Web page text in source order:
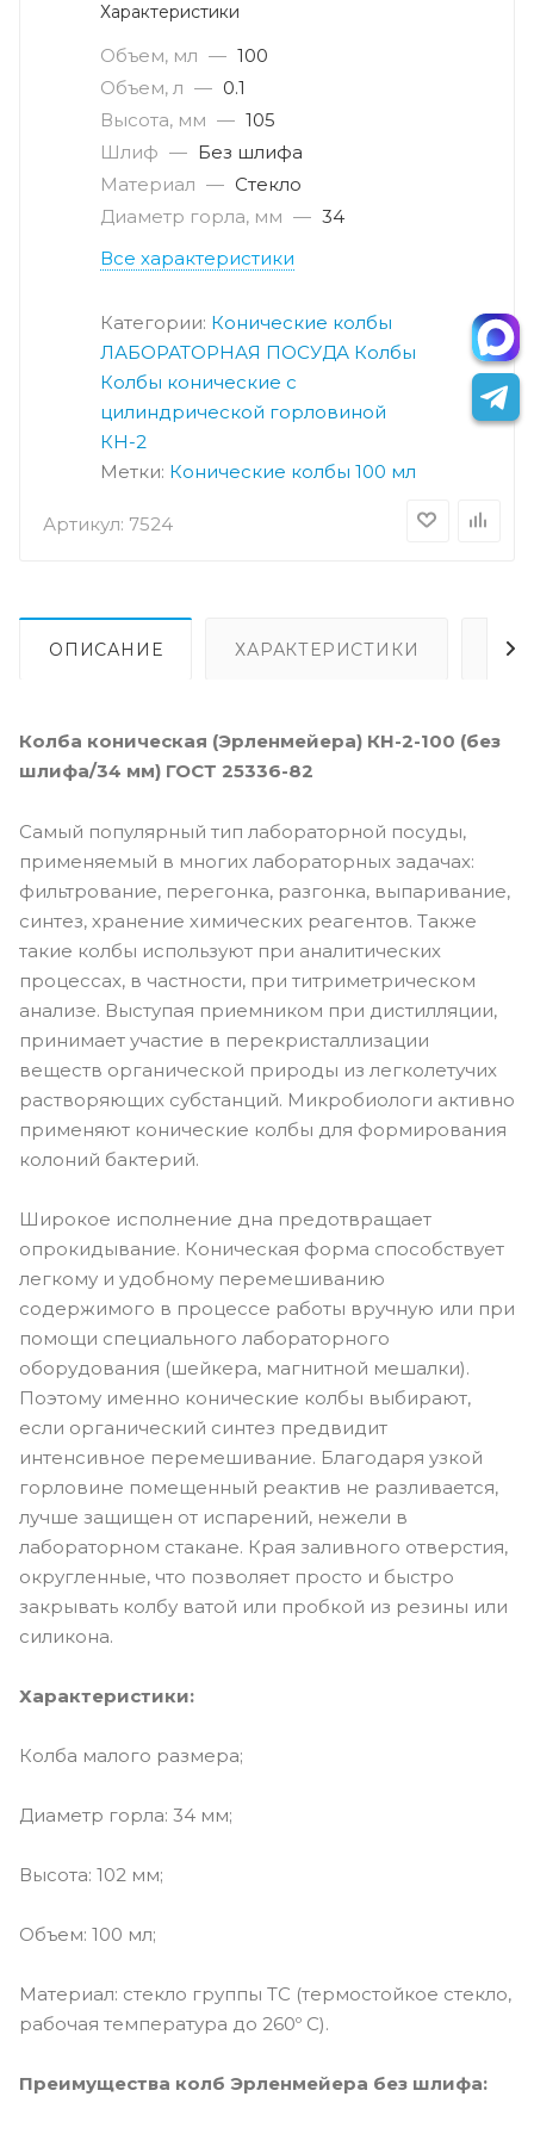
Артикул: 7524
Характеристики
Объем, мл — 100
Объем, л — 0.1
Высота, мм — 105
Шлиф — Без шлифа
Материал — Стекло
Диаметр горла, мм — 34
Все характеристики
Категории: Конические колбы
ЛАБОРАТОРНАЯ ПОСУДА Колбы
Колбы конические с
цилиндрической горловиной
КН-2
Метки: Конические колбы 100 мл
ОПИСАНИЕ ХАРАКТЕРИСТИКИ
Колба коническая (Эрленмейера) КН-2-100 (без
шлифа/34 мм) ГОСТ 25336-82
Самый популярный тип лабораторной посуды,
применяемый в многих лабораторных задачах:
фильтрование, перегонка, разгонка, выпаривание,
синтез, хранение химических реагентов. Также
такие колбы используют при аналитических
процессах, в частности, при титриметрическом
анализе. Выступая приемником при дистилляции,
принимает участие в перекристаллизации
веществ органической природы из легколетучих
растворяющих субстанций. Микробиологи активно
применяют конические колбы для формирования
колоний бактерий.
Широкое исполнение дна предотвращает
опрокидывание. Коническая форма способствует
легкому и удобному перемешиванию
содержимого в процессе работы вручную или при
помощи специального лабораторного
оборудования (шейкера, магнитной мешалки).
Поэтому именно конические колбы выбирают,
если органический синтез предвидит
интенсивное перемешивание. Благодаря узкой
горловине помещенный реактив не разливается,
лучше защищен от испарений, нежели в
лабораторном стакане. Края заливного отверстия,
округленные, что позволяет просто и быстро
закрывать колбу ватой или пробкой из резины или
силикона.
Характеристики:
Колба малого размера;
Диаметр горла: 34 мм;
Высота: 102 мм;
Объем: 100 мл;
Материал: стекло группы ТС (термостойкое стекло,
рабочая температура до 260º С).
Преимущества колб Эрленмейера без шлифа: